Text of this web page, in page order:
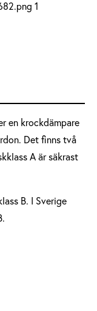
en krockdämpare
Det finns två
A är säkrast
B. I Sverige